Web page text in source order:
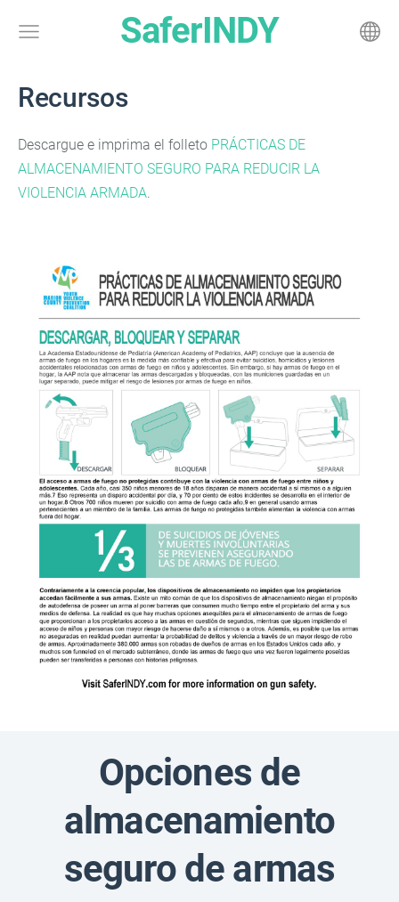
SaferINDY
Recursos
Descargue e imprima el folleto PRÁCTICAS DE
ALMACENAMIENTO SEGURO PARA REDUCIR LA
VIOLENCIA ARMADA
Opciones de
almacenamiento
seguro de armas